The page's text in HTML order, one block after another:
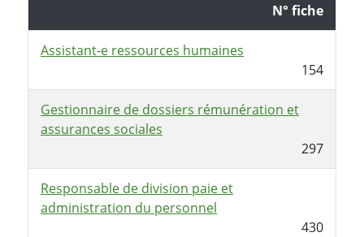
N° fiche
Assistant-e ressources humaines
154
Gestionnaire de dossiers rémunération et
assurances sociales
297
Responsable de division paie et
administration du personnel
430